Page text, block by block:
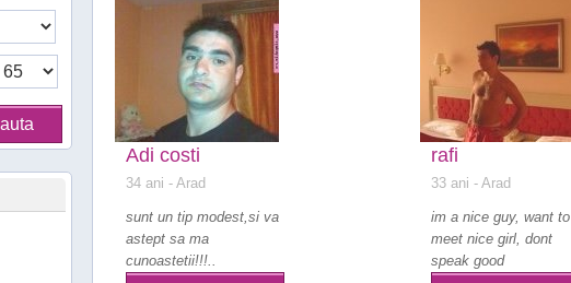
Adi costi
34 ani - Arad
sunt un tip modest,si va
astept sa ma
cunoastetii!!!..
rafi
33 ani - Arad
im a nice guy, want to
meet nice girl, dont
speak good